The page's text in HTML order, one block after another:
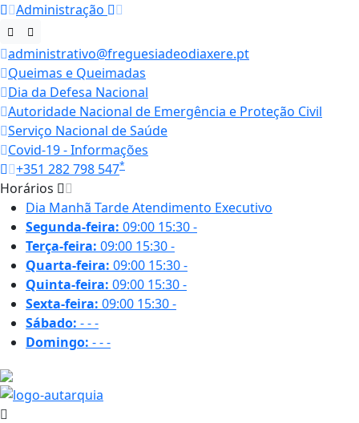
Administração
administrativo@freguesiadeodiaxere.pt
Queimas e Queimadas
Dia da Defesa Nacional
Autoridade Nacional de Emergência e Proteção Civil
Serviço Nacional de Saúde
Covid-19 - Informações
+351 282 798 547*
Horários
Dia Manhã TardeAtendimento Executivo
Segunda-feira: 09:00 15:30-
Terça-feira: 09:00 15:30-
Quarta-feira: 09:00 15:30-
Quinta-feira: 09:00 15:30-
Sexta-feira: 09:00 15:30-
Sábado: ---
Domingo: ---